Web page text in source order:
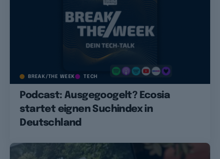
BREAK/THE WEEK TECH
Podcast: Ausgegoogelt? Ecosia
startet eignen Suchindex in
Deutschland